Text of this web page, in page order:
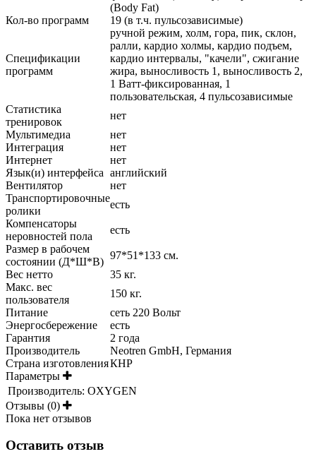
(Body Fat)
Кол-во программ
19 (в т.ч. пульсозависимые)
Спецификации
программ
ручной режим, холм, гора, пик, склон,
ралли, кардио холмы, кардио подъем,
кардио интервалы, "качели", сжигание
жира, выносливость 1, выносливость 2,
1 Ватт-фиксированная, 1
пользовательская, 4 пульсозависимые
Статистика
тренировок
нет
Мультимедиа
нет
Интеграция
нет
Интернет
нет
Язык(и) интерфейса английский
Вентилятор
нет
Транспортировочные
ролики
есть
Компенсаторы
неровностей пола
есть
Размер в рабочем
состоянии (Д*Ш*В)
97*51*133 см.
Вес нетто
35 кг.
Макс. вес
пользователя
150 кг.
Питание
сеть 220 Вольт
Энергосбережение
есть
Гарантия
2 года
Производитель
Neotren GmbH, Германия
Страна изготовленияКНР
Параметры
Производитель: OXYGEN
Отзывы (0)
Пока нет отзывов
Оставить отзыв